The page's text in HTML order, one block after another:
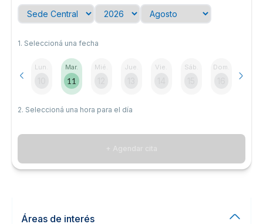
1. Seleccioná una fecha
Lun. Mar.
11
Mié. Jue. Vie. Sáb. Dom.
2. Seleccioná una hora para el día
Áreas de interés